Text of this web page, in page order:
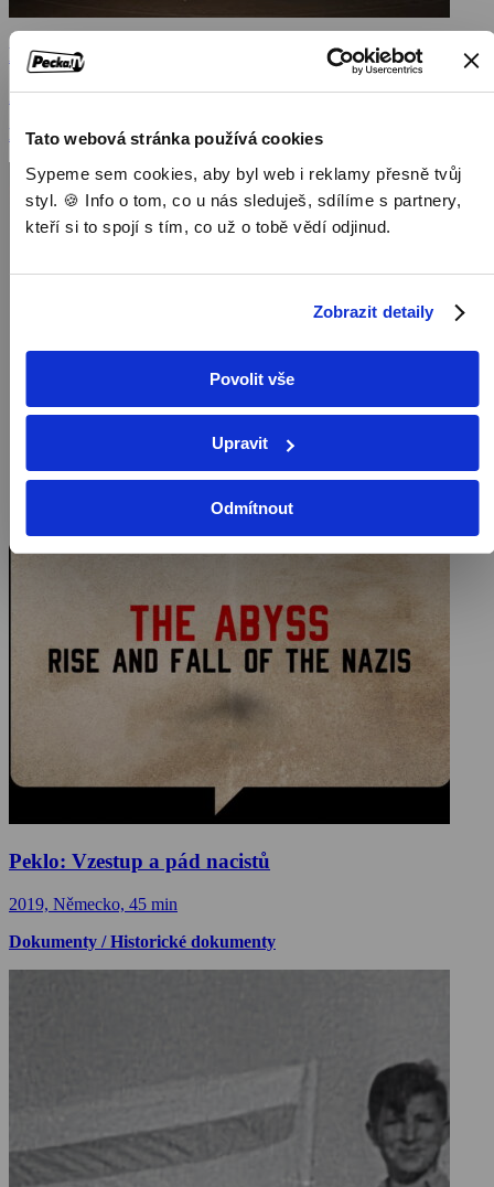
Tato webová stránka používá cookies
Sypeme sem cookies, aby byl web i reklamy přesně tvůj
styl. 🍪 Info o tom, co u nás sleduješ, sdílíme s partnery,
kteří si to spojí s tím, co už o tobě vědí odjinud.
Zobrazit detaily
Povolit vše
Upravit
Odmítnout
Hledači pravdy
2022, USA, 50 min
Dokumenty / Historické dokumenty
Peklo: Vzestup a pád nacistů
2019, Německo, 45 min
Dokumenty / Historické dokumenty